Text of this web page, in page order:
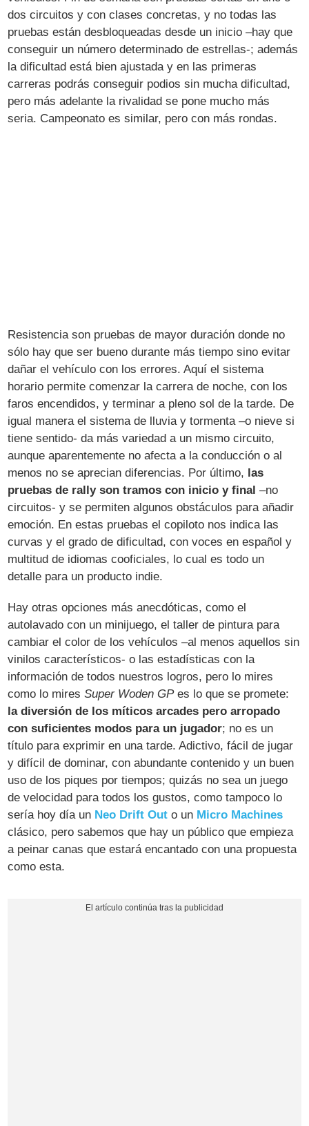
dos circuitos y con clases concretas, y no todas las
pruebas están desbloqueadas desde un inicio –hay que
conseguir un número determinado de estrellas-; además
la dificultad está bien ajustada y en las primeras
carreras podrás conseguir podios sin mucha dificultad,
pero más adelante la rivalidad se pone mucho más
seria. Campeonato es similar, pero con más rondas.
Resistencia son pruebas de mayor duración donde no
sólo hay que ser bueno durante más tiempo sino evitar
dañar el vehículo con los errores. Aquí el sistema
horario permite comenzar la carrera de noche, con los
faros encendidos, y terminar a pleno sol de la tarde. De
igual manera el sistema de lluvia y tormenta –o nieve si
tiene sentido- da más variedad a un mismo circuito,
aunque aparentemente no afecta a la conducción o al
menos no se aprecian diferencias. Por último, las
pruebas de rally son tramos con inicio y final –no
circuitos- y se permiten algunos obstáculos para añadir
emoción. En estas pruebas el copiloto nos indica las
curvas y el grado de dificultad, con voces en español y
multitud de idiomas cooficiales, lo cual es todo un
detalle para un producto indie.
Hay otras opciones más anecdóticas, como el
autolavado con un minijuego, el taller de pintura para
cambiar el color de los vehículos –al menos aquellos sin
vinilos característicos- o las estadísticas con la
información de todos nuestros logros, pero lo mires
como lo miresSuper Woden GPes lo que se promete:
la diversión de los míticos arcades pero arropado
con suficientes modos para un jugador; no es un
título para exprimir en una tarde. Adictivo, fácil de jugar
y difícil de dominar, con abundante contenido y un buen
uso de los piques por tiempos; quizás no sea un juego
de velocidad para todos los gustos, como tampoco lo
sería hoy día un Neo Drift Out o un Micro Machines
clásico, pero sabemos que hay un público que empieza
a peinar canas que estará encantado con una propuesta
como esta.